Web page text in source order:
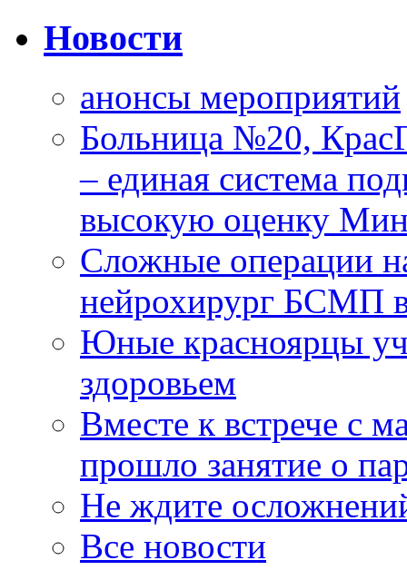
Новости
анонсы мероприятий
Больница №20,
– единая система
высокую оценку
Сложные операции
нейрохирург БСМП
Юные красноярцы
здоровьем
Вместе к встрече с
прошло занятие о
Не ждите
Все новости